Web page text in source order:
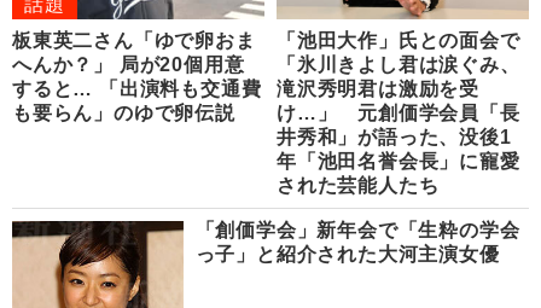
話題
板東英二さん「ゆで卵おま
へんか？」 局が20個用意
すると… 「出演料も交通費
も要らん」のゆで卵伝説
「池田大作」氏との面会で
「氷川きよし君は涙ぐみ、
滝沢秀明君は激励を受
け…」 元創価学会員「長
井秀和」が語った、没後1
年「池田名誉会長」に寵愛
された芸能人たち
「創価学会」新年会で「生粋の学会
っ子」と紹介された大河主演女優